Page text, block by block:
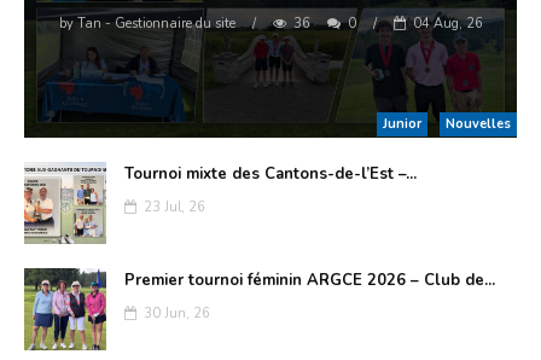
Junior Nouvelles
by Tan - Gestionnaire du site / 36 0 / 04 Aug, 26
Tournoi mixte des Cantons-de-l’Est –...
23 Jul, 26
Premier tournoi féminin ARGCE 2026 – Club de...
30 Jun, 26